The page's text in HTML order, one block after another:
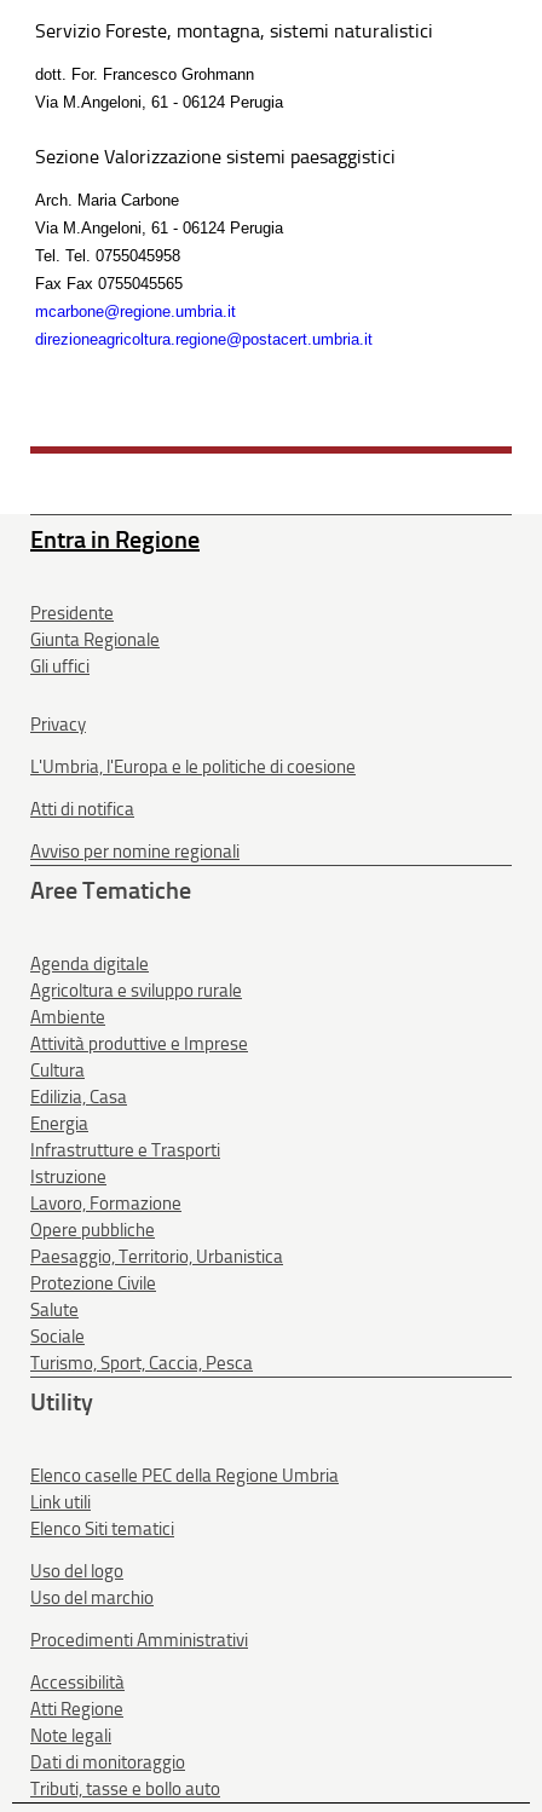
Servizio Foreste, montagna, sistemi naturalistici
dott. For. Francesco Grohmann
Via M.Angeloni, 61 - 06124 Perugia
Sezione Valorizzazione sistemi paesaggistici
Arch. Maria Carbone
Via M.Angeloni, 61 - 06124 Perugia
Tel.
Tel. 0755045958
Fax Fax 0755045565
mcarbone@regione.umbria.it
direzioneagricoltura.regione@postacert.umbria.it
Entra in Regione
Presidente
Giunta Regionale
Gli uffici
Privacy
L'Umbria, l'Europa e le politiche di coesione
Atti di notifica
Avviso per nomine regionali
Aree Tematiche
Agenda digitale
Agricoltura e sviluppo rurale
Ambiente
Attività produttive e Imprese
Cultura
Edilizia, Casa
Energia
Infrastrutture e Trasporti
Istruzione
Lavoro, Formazione
Opere pubbliche
Paesaggio, Territorio, Urbanistica
Protezione Civile
Salute
Sociale
Turismo, Sport, Caccia, Pesca
Utility
Elenco caselle PEC della Regione Umbria
Link utili
Elenco Siti tematici
Uso del logo
Uso del marchio
Procedimenti Amministrativi
Accessibilità
Atti Regione
Note legali
Dati di monitoraggio
Tributi, tasse e bollo auto